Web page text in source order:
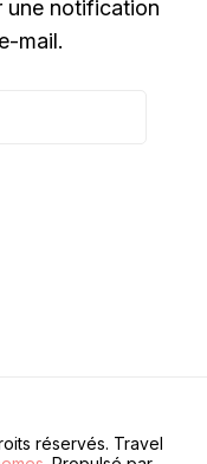
une notification
mail.
réservés. Travel